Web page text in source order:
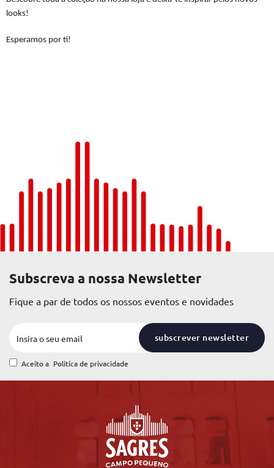
looks!
Esperamos por ti!
Subscreva a nossa Newsletter
Fique a par de todos os nossos eventos e novidades
subscrever newsletter
Aceito a Política de privacidade